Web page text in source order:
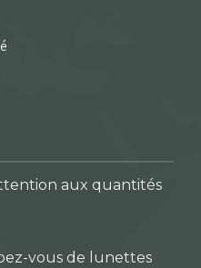
aux quantités
vous de lunettes